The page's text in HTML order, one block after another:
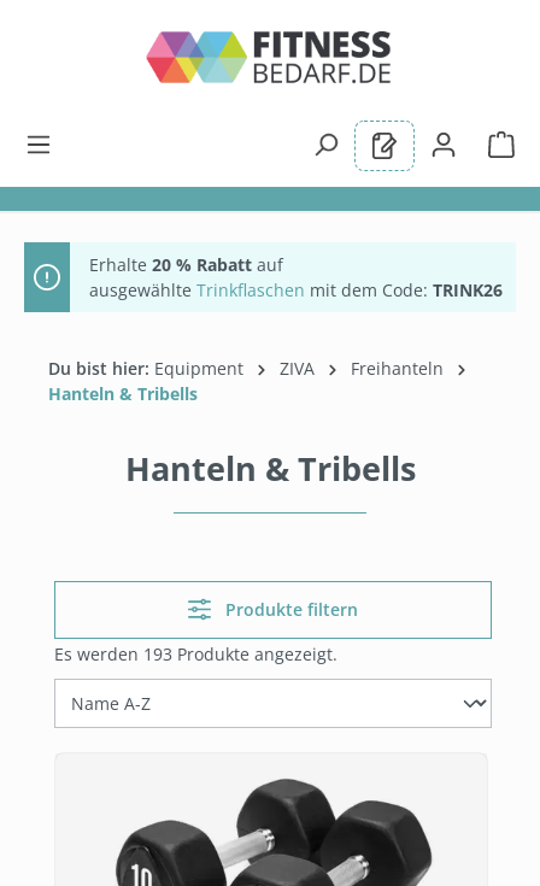
Erhalte 20 % Rabatt auf
ausgewählte Trinkflaschen mit dem Code: TRINK26
Du bist hier: Equipment ZIVA
Freihanteln
Hanteln & Tribells
Hanteln & Tribells
Produkte filtern
Es werden 193 Produkte angezeigt.